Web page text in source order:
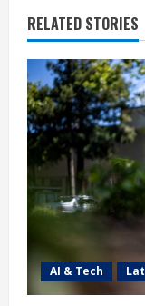
RELATED STORIES
AI & Tech